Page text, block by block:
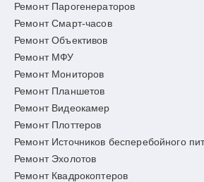
Ремонт Парогенераторов
Ремонт Смарт-часов
Ремонт Объективов
Ремонт МФУ
Ремонт Мониторов
Ремонт Планшетов
Ремонт Видеокамер
Ремонт Плоттеров
Ремонт Источников бесперебойного
Ремонт Эхолотов
Ремонт Квадрокоптеров